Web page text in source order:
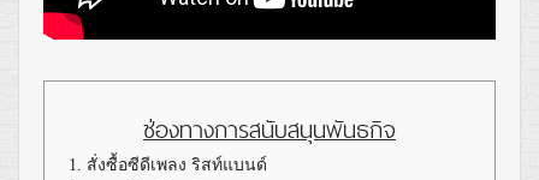
ช่องทางการสนับสนุนพันธกิจ
1. สั่งซื้อซีดีเพลง ริสท์แบนด์